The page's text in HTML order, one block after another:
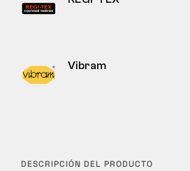
Vibram
DESCRIPCIÓN DEL PRODUCTO